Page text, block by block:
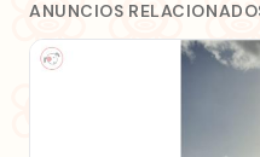
ANUNCIOS